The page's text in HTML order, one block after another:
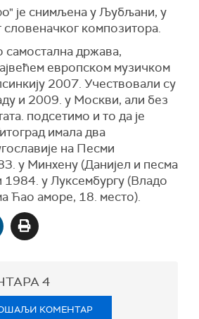
је снимљена у Љубљани, у
словеначког композитора.
самостална држава,
европском музичком
2007. Учествовали су
и 2009. у Москви, али без
подсетимо и то да је
имала два
на Песми
у Минхену (Данијел и песма
1984. у Луксембургу (Владо
Ћао аморе, 18. место).
4
КОМЕНТАР